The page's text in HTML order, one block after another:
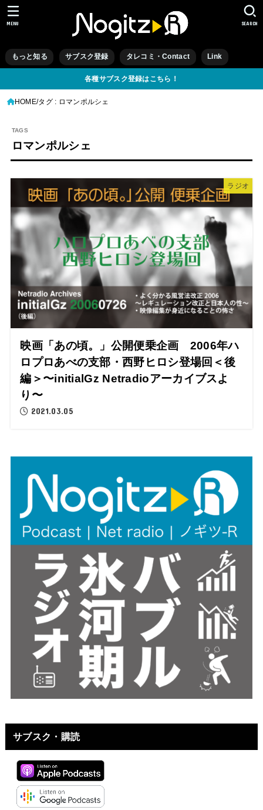
もっと知る サブスク登録 タレコミ・Contact Link
SEARCH
MENU
各種サブスク登録はこちら！
HOME タグ : ロマンポルシェ
ロマンポルシェ
ラジオ
映画「あの頃。」公開便乗企画 2006年ハ
ロプロあべの支部・西野ヒロシ登場回＜後
編＞〜initialGz Netradioアーカイブスよ
り〜
2021.03.05
サブスク・購読